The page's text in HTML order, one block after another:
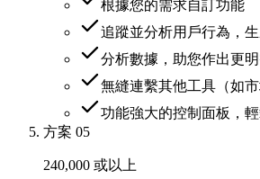
根據您的需求自訂功能
追蹤並分析用戶行為，
分析數據，助您作出更
無縫連繫其他工具（如
功能強大的控制面板，
方案 05
240,000 或以上